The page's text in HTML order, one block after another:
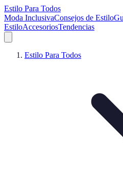
Estilo Para Todos
Moda InclusivaConsejos de Estilo
EstiloAccesoriosTendencias
Estilo Para Todos